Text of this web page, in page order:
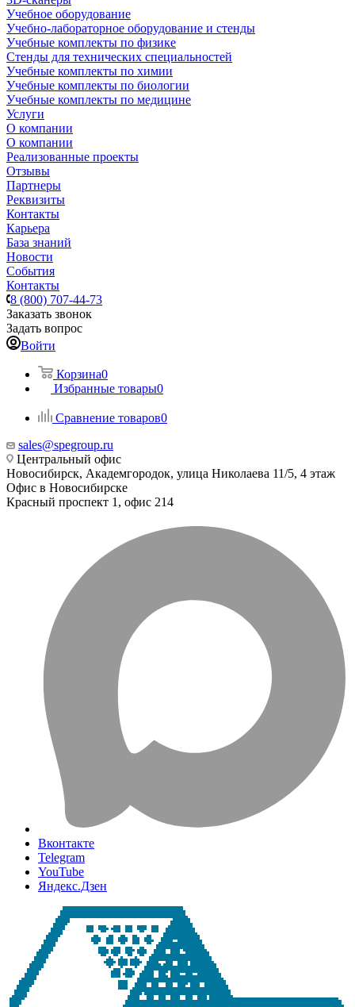
Учебное оборудование
Учебно-лабораторное оборудование и стенды
Учебные комплекты по физике
Стенды для технических специальностей
Учебные комплекты по химии
Учебные комплекты по биологии
Учебные комплекты по медицине
Услуги
О компании
О компании
Реализованные проекты
Отзывы
Партнеры
Реквизиты
Контакты
Карьера
База знаний
Новости
События
Контакты
8 (800) 707-44-73
Заказать звонок
Задать вопрос
Войти
Корзина0
Избранные товары0
Сравнение товаров0
sales@spegroup.ru
Центральный офис
Новосибирск, Академгородок, улица Николаева 11/5, 4 этаж
Офис в Новосибирске
Красный проспект 1, офис 214
Вконтакте
Telegram
YouTube
Яндекс.Дзен